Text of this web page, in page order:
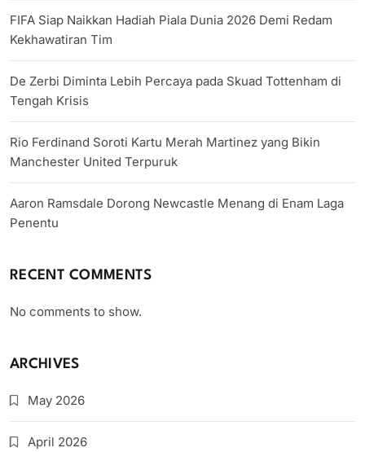
FIFA Siap Naikkan Hadiah Piala Dunia 2026 Demi Redam
Kekhawatiran Tim
De Zerbi Diminta Lebih Percaya pada Skuad Tottenham di
Tengah Krisis
Rio Ferdinand Soroti Kartu Merah Martinez yang Bikin
Manchester United Terpuruk
Aaron Ramsdale Dorong Newcastle Menang di Enam Laga
Penentu
RECENT COMMENTS
No comments to show.
ARCHIVES
May 2026
April 2026